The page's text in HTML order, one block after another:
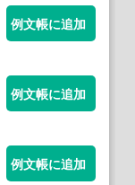
例文帳に追加
例文帳に追加
例文帳に追加